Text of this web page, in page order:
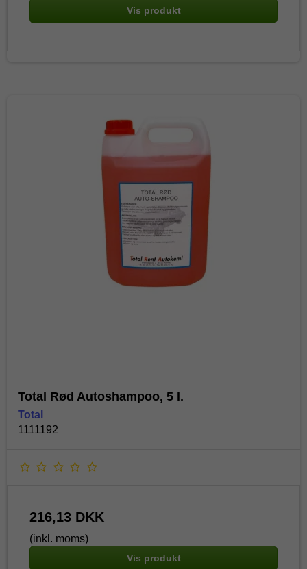
Vis produkt
Total Rød Autoshampoo, 5 l.
Total
1111192
216,13 DKK
(inkl. moms)
Vis produkt